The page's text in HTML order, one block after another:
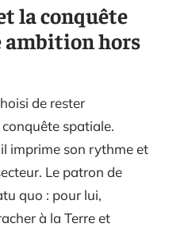
la conquête
ambition hors
de rester
spatiale.
imprime son rythme et
Le patron de
quo : pour lui,
à la Terre et